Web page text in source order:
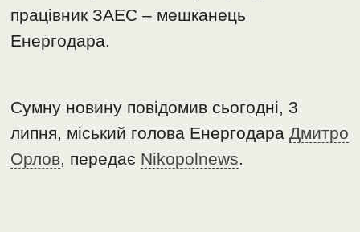
працівник ЗАЕС – мешканець
Енергодара.
Сумну новину повідомив сьогодні, 3
липня, міський голова ЕнергодараДмитро
Орлов, передає Nikopolnews.